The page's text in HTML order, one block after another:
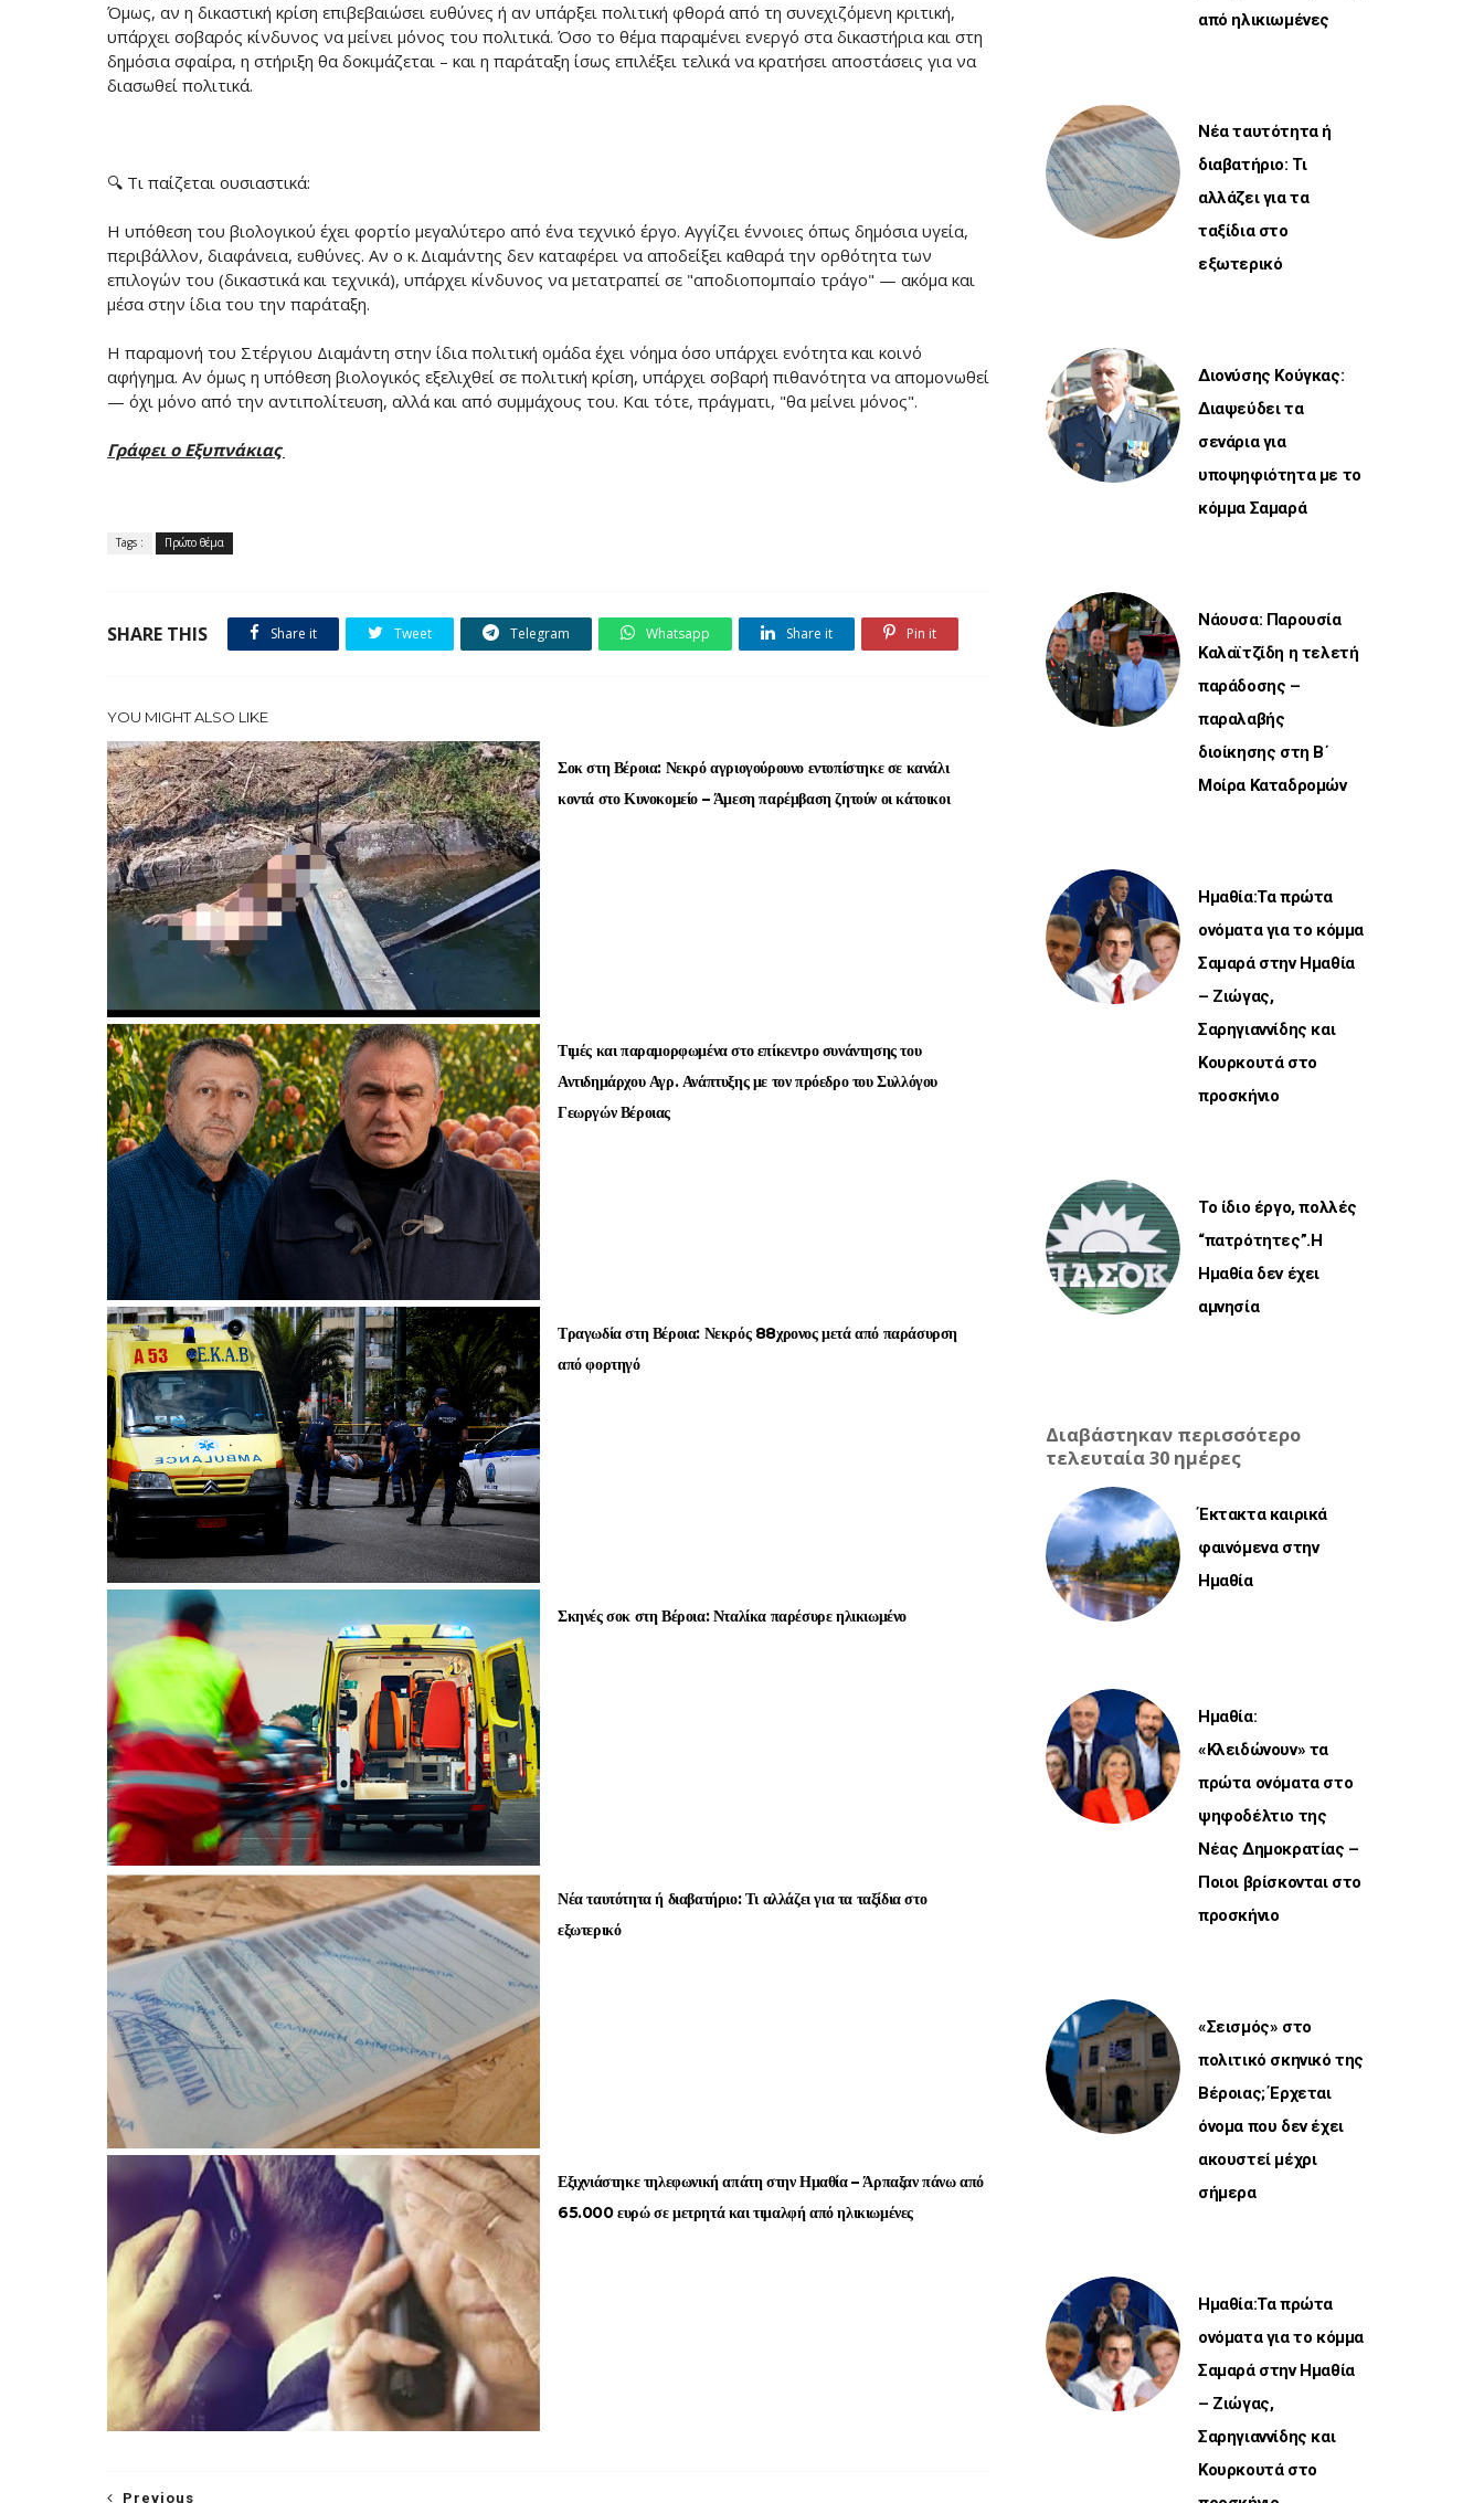
Όμως, αν η δικαστική κρίση επιβεβαιώσει ευθύνες ή αν υπάρξει πολιτική φθορά από τη συνεχιζόμενη κριτική,
υπάρχει σοβαρός κίνδυνος να μείνει μόνος του πολιτικά. Όσο το θέμα παραμένει ενεργό στα δικαστήρια και στη
δημόσια σφαίρα, η στήριξη θα δοκιμάζεται – και η παράταξη ίσως επιλέξει τελικά να κρατήσει αποστάσεις για να
διασωθεί πολιτικά.
🔍 Τι παίζεται ουσιαστικά:
Η υπόθεση του βιολογικού έχει φορτίο μεγαλύτερο από ένα τεχνικό έργο. Αγγίζει έννοιες όπως δημόσια υγεία,
περιβάλλον, διαφάνεια, ευθύνες. Αν ο κ. Διαμάντης δεν καταφέρει να αποδείξει καθαρά την ορθότητα των
επιλογών του (δικαστικά και τεχνικά), υπάρχει κίνδυνος να μετατραπεί σε "αποδιοπομπαίο τράγο" — ακόμα και
μέσα στην ίδια του την παράταξη.
Η παραμονή του Στέργιου Διαμάντη στην ίδια πολιτική ομάδα έχει νόημα όσο υπάρχει ενότητα και κοινό
αφήγημα. Αν όμως η υπόθεση βιολογικός εξελιχθεί σε πολιτική κρίση, υπάρχει σοβαρή πιθανότητα να απομονωθεί
— όχι μόνο από την αντιπολίτευση, αλλά και από συμμάχους του. Και τότε, πράγματι, "θα μείνει μόνος".
Γράφει ο Εξυπνάκιας
Tags : Πρώτο θέμα
SHARE THIS Share it Tweet Telegram Whatsapp Share it Pin it
YOU MIGHT ALSO LIKE
Σοκ στη Βέροια: Νεκρό αγριογούρουνο εντοπίστηκε σε κανάλι
κοντά στο Κυνοκομείο – Άμεση παρέμβαση ζητούν οι κάτοικοι
Τιμές και παραμορφωμένα στο επίκεντρο συνάντησης του
Αντιδημάρχου Αγρ. Ανάπτυξης με τον πρόεδρο του Συλλόγου
Γεωργών Βέροιας
Τραγωδία στη Βέροια: Νεκρός 88χρονος μετά από παράσυρση
από φορτηγό
Σκηνές σοκ στη Βέροια: Νταλίκα παρέσυρε ηλικιωμένο
Νέα ταυτότητα ή διαβατήριο: Τι αλλάζει για τα ταξίδια στο
εξωτερικό
Εξιχνιάστηκε τηλεφωνική απάτη στην Ημαθία – Άρπαξαν πάνω από
65.000 ευρώ σε μετρητά και τιμαλφή από ηλικιωμένες
Previous
από ηλικιωμένες
Νέα ταυτότητα ή
διαβατήριο: Τι
αλλάζει για τα
ταξίδια στο
εξωτερικό
Διονύσης Κούγκας:
Διαψεύδει τα
σενάρια για
υποψηφιότητα με το
κόμμα Σαμαρά
Νάουσα: Παρουσία
Καλαϊτζίδη η τελετή
παράδοσης –
παραλαβής
διοίκησης στη Β΄
Μοίρα Καταδρομών
Ημαθία:Τα πρώτα
ονόματα για το κόμμα
Σαμαρά στην Ημαθία
– Ζιώγας,
Σαρηγιαννίδης και
Κουρκουτά στο
προσκήνιο
Το ίδιο έργο, πολλές
“πατρότητες”.Η
Ημαθία δεν έχει
αμνησία
Διαβάστηκαν περισσότερο
τελευταία 30 ημέρες
Έκτακτα καιρικά
φαινόμενα στην
Ημαθία
Ημαθία:
«Κλειδώνουν» τα
πρώτα ονόματα στο
ψηφοδέλτιο της
Νέας Δημοκρατίας –
Ποιοι βρίσκονται στο
προσκήνιο
«Σεισμός» στο
πολιτικό σκηνικό της
Βέροιας; Έρχεται
όνομα που δεν έχει
ακουστεί μέχρι
σήμερα
Ημαθία:Τα πρώτα
ονόματα για το κόμμα
Σαμαρά στην Ημαθία
– Ζιώγας,
Σαρηγιαννίδης και
Κουρκουτά στο